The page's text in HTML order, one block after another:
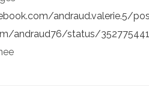
andraud.valerie.5/
andraud76/status/